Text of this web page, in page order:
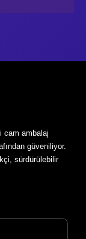
cam ambalaj
güveniliyor.
sürdürülebilir